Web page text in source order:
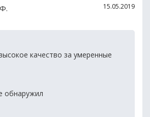
15.05.2019
качество за умеренные
обнаружил